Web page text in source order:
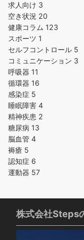
求人向け 3
空き状況 20
健康コラム 123
スポーツ 1
セルフコントロール 5
コミュニケーション 3
呼吸器 11
循環器 16
感染症 5
睡眠障害 4
精神疾患 2
糖尿病 13
脳血管 4
褥瘡 5
認知症 6
運動器 57
株式会社Steps